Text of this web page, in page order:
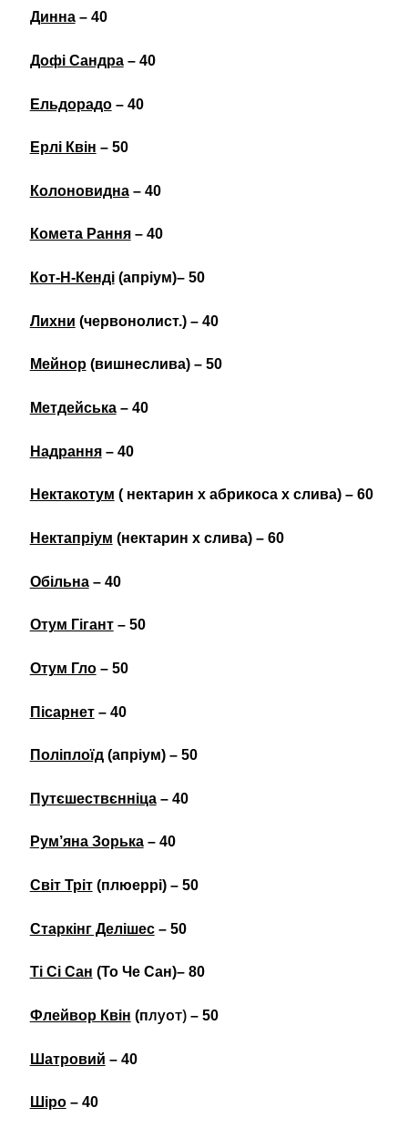
Динна– 40
Дофі Сандра– 40
Ельдорадо– 40
Ерлі Квін – 50
Колоновидна– 40
Комета Рання– 40
Кот-Н-Кенді(апріум)– 50
Лихни (червонолист.) – 40
Мейнор(вишнеслива) – 50
Метдейська– 40
Надрання– 40
Нектакотум ( нектарин х абрикоса х слива) – 60
Нектапріум (нектарин х слива) – 60
Обільна– 40
Отум Гігант– 50
Отум Гло– 50
Пісарнет– 40
Поліплоїд(апріум) – 50
Путєшествєнніца– 40
Рум’яна Зорька– 40
Світ Тріт(плюеррі) – 50
Старкінг Делішес– 50
Ті Сі Сан (То Че Сан)– 80
Флейвор Квін (плуот) – 50
Шатровий – 40
Шіро– 40